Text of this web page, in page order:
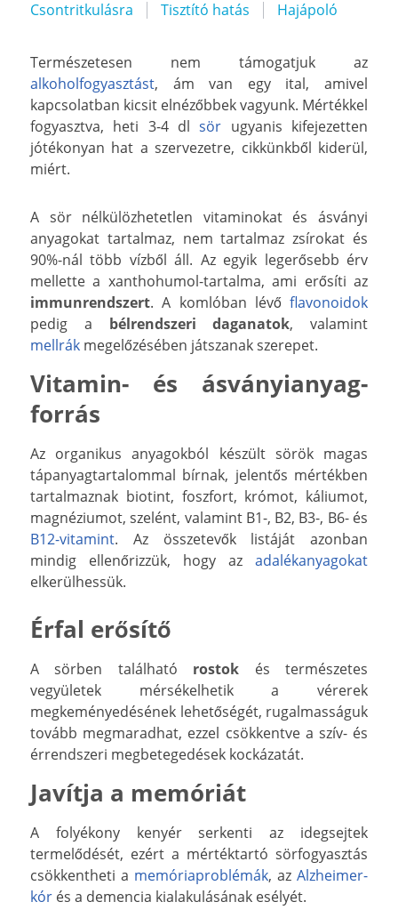
Csontritkulásra
Tisztító hatás Hajápoló
Természetesen nem támogatjuk az
alkoholfogyasztást, ám van egy ital, amivel
kapcsolatban kicsit elnézőbbek vagyunk. Mértékkel
fogyasztva, heti 3-4 dlsör ugyanis kifejezetten
jótékonyan hat a szervezetre, cikkünkből kiderül,
miért.
A sör nélkülözhetetlen vitaminokat és ásványi
anyagokat tartalmaz, nem tartalmaz zsírokat és
90%-nál több vízből áll. Az egyik legerősebb érv
mellette a xanthohumol-tartalma, ami erősíti az
immunrendszert. A komlóban lévő flavonoidok
pedig a bélrendszeri daganatok, valamint
mellrák megelőzésében játszanak szerepet.
Vitamin- és ásványianyag-
forrás
Az organikus anyagokból készült sörök magas
tápanyagtartalommal bírnak, jelentős mértékben
tartalmaznak biotint, foszfort, krómot, káliumot,
magnéziumot, szelént, valamint B1-, B2, B3-, B6- és
B12-vitamint. Az összetevők listáját azonban
mindig ellenőrizzük, hogy az adalékanyagokat
elkerülhessük.
Érfal erősítő
A sörben található rostok és természetes
vegyületek mérsékelhetik a vérerek
megkeményedésének lehetőségét, rugalmasságuk
tovább megmaradhat, ezzel csökkentve a szív- és
érrendszeri megbetegedések kockázatát.
Javítja a memóriát
A folyékony kenyér serkenti az idegsejtek
termelődését, ezért a mértéktartó sörfogyasztás
csökkentheti a memóriaproblémák, az Alzheimer-
kór és a demencia kialakulásának esélyét.